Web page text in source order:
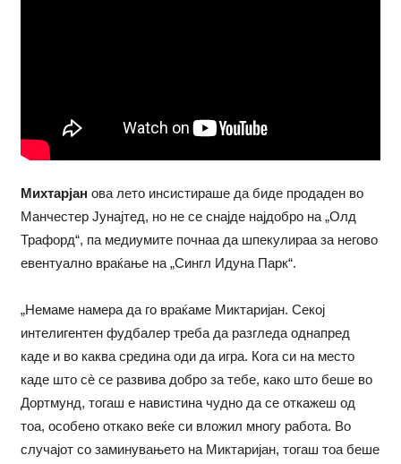
Михтарјан ова лето инсистираше да биде продаден во
Манчестер Јунајтед, но не се снајде најдобро на „Олд
Трафорд“, па медиумите почнаа да шпекулираа за негово
евентуално враќање на „Сингл Идуна Парк“.
„Немаме намера да го враќаме Миктаријан. Секој
интелигентен фудбалер треба да разгледа однапред
каде и во каква средина оди да игра. Кога си на место
каде што сè се развива добро за тебе, како што беше во
Дортмунд, тогаш е навистина чудно да се откажеш од
тоа, особено откако веќе си вложил многу работа. Во
случајот со заминувањето на Миктаријан, тогаш тоа беше